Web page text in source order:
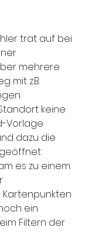
trat auf bei
mehrere
mit z.B.
keine
Vorlage
dazu die
es zu einem
Kartenpunkten
ein
Filtern der